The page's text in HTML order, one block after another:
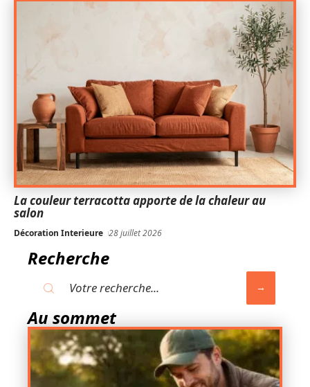
La couleur terracotta apporte de la chaleur au
salon
Décoration Interieure 28 juillet 2026
Recherche
Au sommet